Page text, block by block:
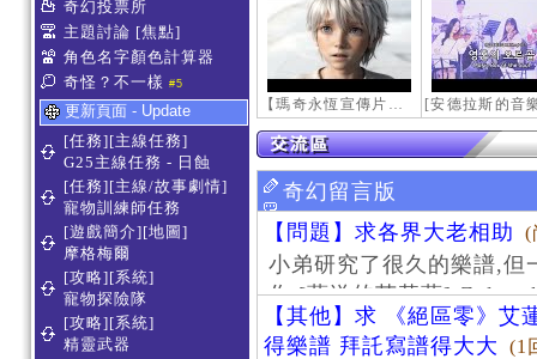
奇幻投票所
主題討論 [焦點]
角色名字顏色計算器
奇怪？不一樣 #5
更新頁面 - Update
[任務][主線任務]
G25主線任務 - 日蝕
[任務][主線/故事劇情]
寵物訓練師任務
[遊戲簡介][地圖]
摩格梅爾
[攻略][系統]
寵物探險隊
[攻略][系統]
精靈武器
【瑪奇永恆宣傳片】最初的感動
奇幻留言版
【問題】求各界大老相助
(
小弟研究了很久的樂譜,但
作 [葬送的芙莉蓮]-
【其他】求 《絕區零》艾
得樂譜 拜託寫譜得大大
(1